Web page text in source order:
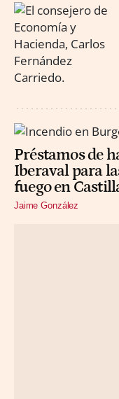
Préstamos de
Iberaval para
fuego en
Jaime González